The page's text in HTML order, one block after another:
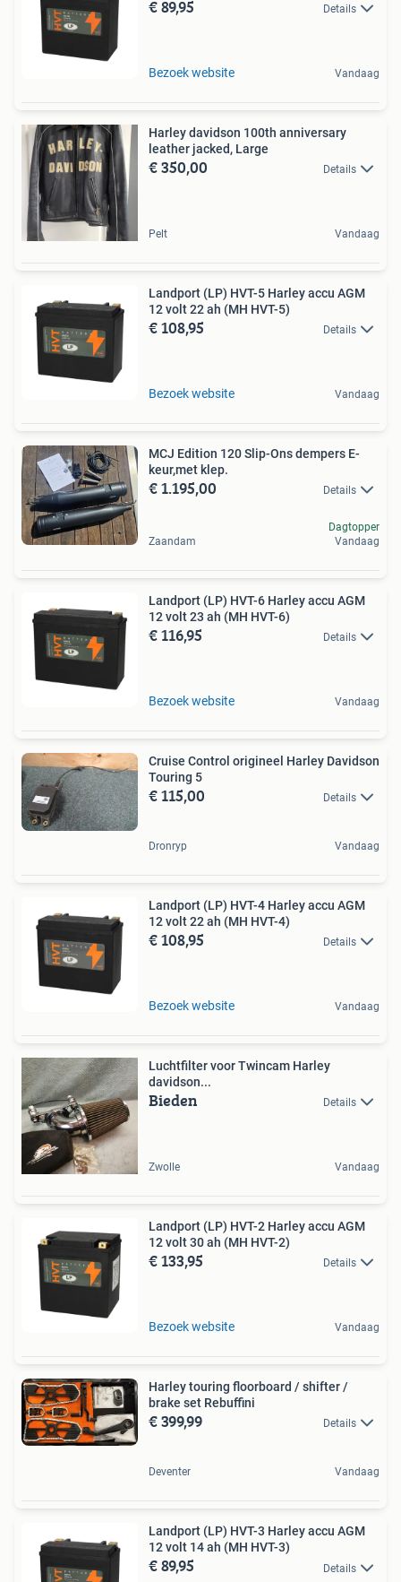
€ 89,95 Details
Bezoek website Vandaag
Harley davidson 100th anniversary
leather jacked, Large
€ 350,00 Details
Pelt Vandaag
Landport (LP) HVT-5 Harley accu AGM
12 volt 22 ah (MH HVT-5)
€ 108,95 Details
Bezoek website Vandaag
MCJ Edition 120 Slip-Ons dempers E-
keur,met klep.
€ 1.195,00 Details
Zaandam
Dagtopper
Vandaag
Landport (LP) HVT-6 Harley accu AGM
12 volt 23 ah (MH HVT-6)
€ 116,95 Details
Bezoek website Vandaag
Cruise Control origineel Harley Davidson
Touring 5
€ 115,00 Details
Dronryp Vandaag
Landport (LP) HVT-4 Harley accu AGM
12 volt 22 ah (MH HVT-4)
€ 108,95 Details
Bezoek website Vandaag
Luchtfilter voor Twincam Harley
davidson...
Bieden Details
Zwolle Vandaag
Landport (LP) HVT-2 Harley accu AGM
12 volt 30 ah (MH HVT-2)
€ 133,95 Details
Bezoek website Vandaag
Harley touring floorboard / shifter /
brake set Rebuffini
€ 399,99 Details
Deventer Vandaag
Landport (LP) HVT-3 Harley accu AGM
12 volt 14 ah (MH HVT-3)
€ 89,95 Details